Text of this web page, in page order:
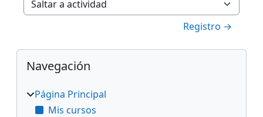
Saltar a actividad
Registro →
Bloques
Salta Navegación
Navegación
Página Principal
Mis cursos